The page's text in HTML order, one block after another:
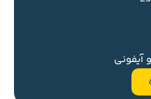
آیفونی